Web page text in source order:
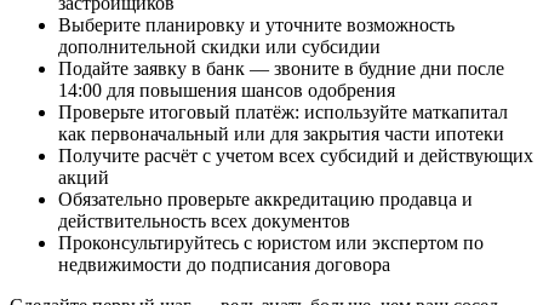
Выберите планировку и уточните возможность
дополнительной скидки или субсидии
Подайте заявку в банк — звоните в будние дни после
14:00 для повышения шансов одобрения
Проверьте итоговый платёж: используйте маткапитал
как первоначальный или для закрытия части ипотеки
Получите расчёт с учетом всех субсидий и действующих
акций
Обязательно проверьте аккредитацию продавца и
действительность всех документов
Проконсультируйтесь с юристом или экспертом по
недвижимости до подписания договора